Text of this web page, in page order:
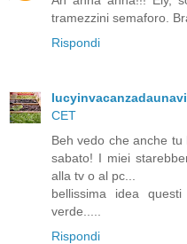
tramezzini semaforo.
Rispondi
CET
Beh vedo che anche
sabato! I miei
alla tv o al pc...
bellissima idea
verde.....
Rispondi